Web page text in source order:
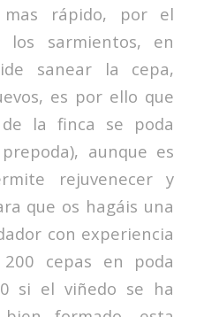
rápido, por el
sarmientos, en
sanear la cepa,
es por ello que
la finca se poda
aunque es
rejuvenecer y
que os hagáis una
con experiencia
cepas en poda
si el viñedo se ha